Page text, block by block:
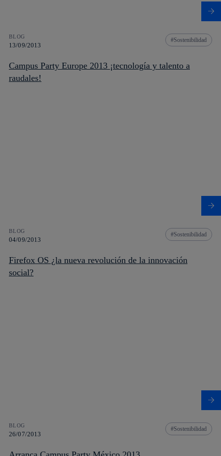
BLOG
13/09/2013
Sostenibilidad
Campus Party Europe 2013 ¡tecnología y talento a
raudales!
BLOG
04/09/2013
Sostenibilidad
Firefox OS ¿la nueva revolución de la innovación
social?
BLOG
26/07/2013
Sostenibilidad